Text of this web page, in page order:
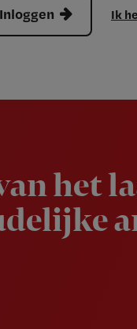
Inloggen Ik
het